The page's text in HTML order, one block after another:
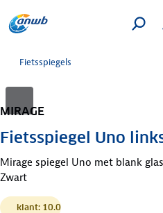
Fietsspiegels
MIRAGE
Fietsspiegel Uno
Mirage spiegel Uno met blank
Zwart
klant: 10.0